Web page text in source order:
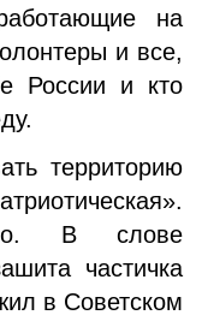
на
и все,
России и кто
территорию
В слове
частичка
в Советском